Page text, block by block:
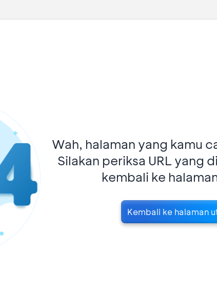
Wah, halaman yang kamu
Silakan periksa URL yang
kembali ke
Kembali ke halaman